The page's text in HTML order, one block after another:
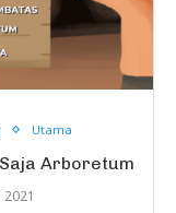
Utama
Arboretum